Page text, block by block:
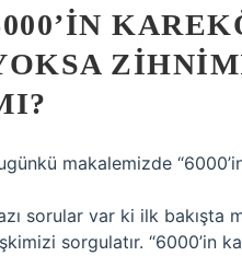
makalemizde
sorular var ki ilk bakışta
sorgulatır. “6000’in